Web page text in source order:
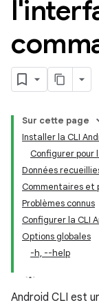
Sur cette page
Installer la CLI
Configurer pour
Données
Commentaires et
Problèmes connus
Configurer la CLI
Options globales
-h, --help
Android CLI est